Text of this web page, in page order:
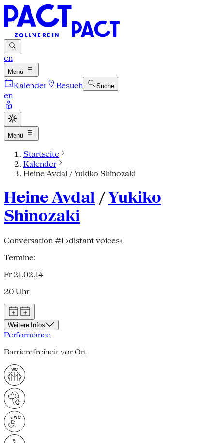
en
Menü
Kalender Besuch Suche
en
Menü
Startseite
Kalender
Heine Avdal / Yukiko Shinozaki
Heine Avdal /Yukiko
Shinozaki
Conversation #1 ›distant voices‹
Termine:
Fr 21.02.14
20 Uhr
Weitere Infos
Performance
Barrierefreiheit vor Ort